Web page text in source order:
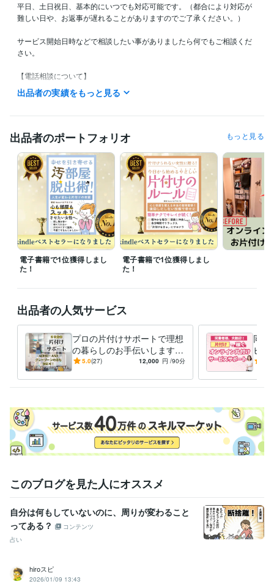
平日、土日祝日、基本的にいつでも対応可能です。（都合により対応が
難しい日や、お返事が遅れることがありますのでご了承ください。）
サービス開始日時などで相談したい事がありましたら何でもご相談くだ
さい。
【電話相談について】
待機中でなくてもお気軽にメッセージください(｡˃ ᵕ ˂。)
押してくださるとすぐにご相談ができます*( ᵕ̤ᴗᵕ̤ )*
【待機中でない場合】
「出品者に質問」からメッセージでお気軽に日時のお問い合わせくださ
い(^^)お時間調整いたします。
経験職種
ライフスタイル・その他 / 美容師・ネイリスト・美容家
経験年数 : 8
年
ライフスタイル・その他 / カウンセラー・コーチ 経験年数 : 5年
ライフスタイル・その他 / 家事代行
職歴
某大手家事代行会社 2019年6月 ~ 2022年11月
受賞歴
社内のアンガーコントロール勉強会で講師経験あり
片付けセミナー
運気アップ大掃除セミナー
kindle1位獲得！「幸せを引き寄せる！汚
部屋脱出術」 kindle1位獲得！今日からはじめるやさしい片付けのル
ール
資格・検定
チャイルドカウンセラー 取得年 : 2019年
美容師・管理美容師 取得年 : 2008年
ビジネス・クリエイティブツール
freee:2年ChatGPT:2年 Perplexity AI:1年 CapCut:2年
Canva:4年
得意分野
住まい・美容・生活相談 汚部屋のお片付け、物の手放し方相談
悩み相談・カウンセリング 親子関係、子育て、人間関係の悩み
出品者の実績をもっと見る
出品者のポートフォリオ もっと見る
電子書籍で1位獲得しまし
た！
電子書籍で1位獲得しまし
た！
出品者の人気サービス
プロの片付けサポートで理想
の暮らしのお手伝いします
収納提案付きで理想の暮らし
5.0(27) 12,000 円 /90分
同業
ビス
クー
このブログを見た人にオススメ
自分は何もしていないのに、周りが変わること
ってある？
コンテンツ
占い
hiroスピ
2026/01/09 13:43